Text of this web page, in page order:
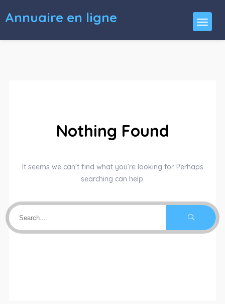
Annuaire en ligne
Nothing Found
It seems we can’t find what you’re looking for. Perhaps
searching can help.